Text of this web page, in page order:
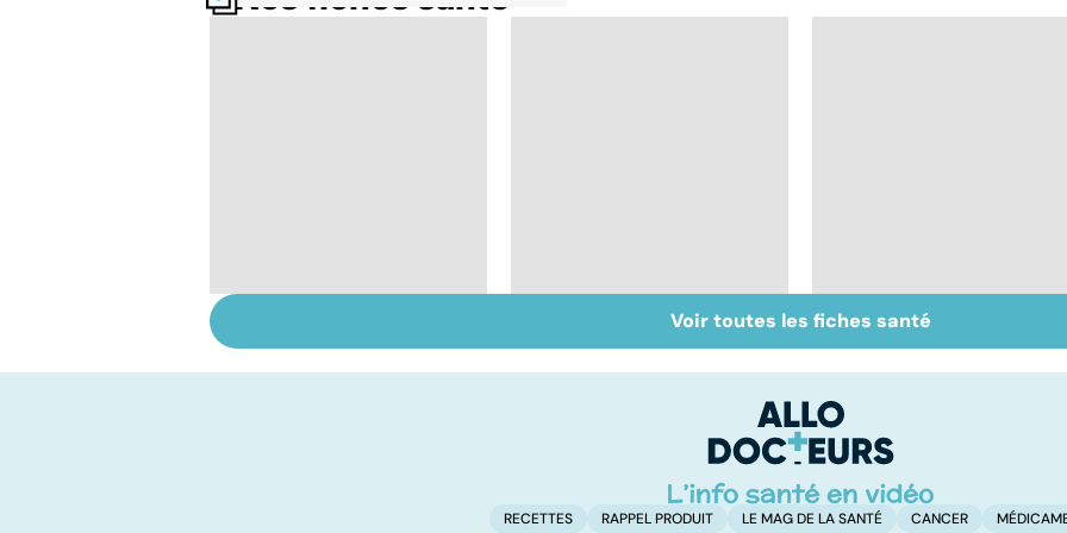
infection pulmonaire
Staphylocoque doré :
une bactérie sous
Troubles anxieux, une
anxiété envahissante
Voir toutes les fiches santé
RECETTES RAPPEL PRODUIT LE MAG DE LA SANTÉ CANCER